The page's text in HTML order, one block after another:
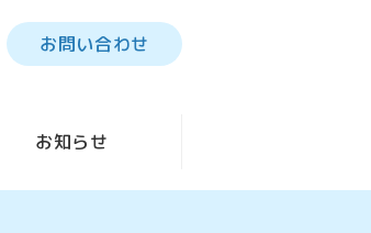
お問い合わせ
お知らせ